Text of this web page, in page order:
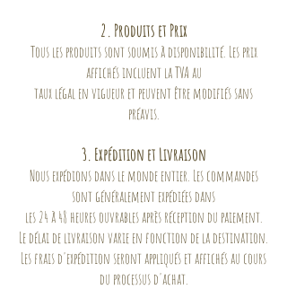
2. Produits et Prix
Tous les produits sont soumis à disponibilité. Les prix
affichés incluent la TVA au
taux légal en vigueur et peuvent être modifiés sans
préavis.
3. Expédition et Livraison
Nous expédions dans le monde entier. Les commandes
sont généralement expédiées dans
les 24 à 48 heures ouvrables après réception du paiement.
Le délai de livraison varie en fonction de la destination.
Les frais d'expédition seront appliqués et affichés au cours
du processus d'achat.